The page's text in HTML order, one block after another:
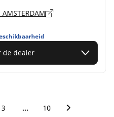
de dealer
3 … 10